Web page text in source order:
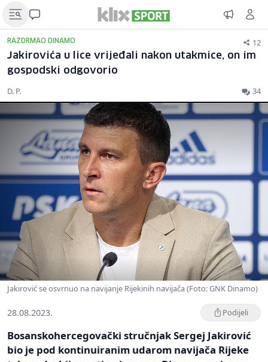
RAZDRMAO DINAMO 12
Jakirovića u lice vrijeđali nakon utakmice, on im
gospodski odgovorio
D. P. 34
Jakirović se osvrnuo na navijanje Rijekinih navijača (Foto: GNK Dinamo)
28.08.2023. Podijeli
Bosanskohercegovački stručnjak Sergej Jakirović
bio je pod kontinuiranim udarom navijača Rijeke